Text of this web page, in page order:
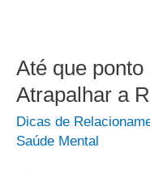
Até que
Atrapalhar a
Dicas de
Saúde Mental